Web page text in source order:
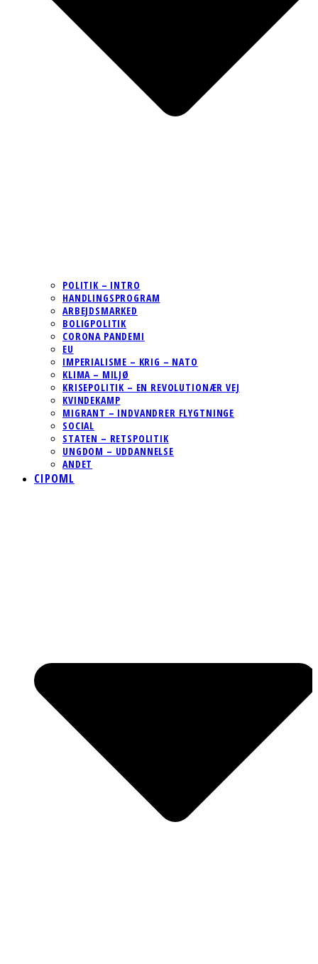
POLITIK – INTRO
HANDLINGSPROGRAM
ARBEJDSMARKED
BOLIGPOLITIK
CORONA PANDEMI
EU
IMPERIALISME – KRIG – NATO
KLIMA – MILJØ
KRISEPOLITIK – EN REVOLUTIONÆR VEJ
KVINDEKAMP
MIGRANT – INDVANDRER FLYGTNINGE
SOCIAL
STATEN – RETSPOLITIK
UNGDOM – UDDANNELSE
ANDET
CIPOML